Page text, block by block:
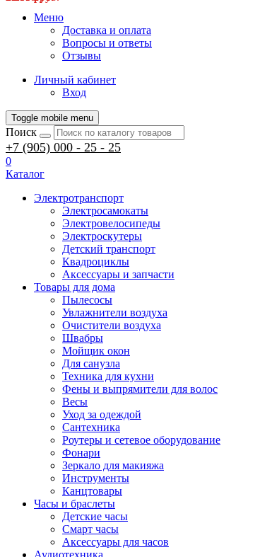
Меню
Доставка и оплата
Вопросы и ответы
Отзывы
Личный кабинет
Вход
Toggle mobile menu
Поиск
+7 (905) 000 - 25 - 25
0
Каталог
Электротранспорт
Электросамокаты
Электровелосипеды
Электроскутеры
Детский транспорт
Квадроциклы
Аксессуары и запчасти
Товары для дома
Пылесосы
Увлажнители воздуха
Очистители воздуха
Швабры
Мойщик окон
Для санузла
Техника для кухни
Фены и выпрямители для волос
Весы
Уход за одеждой
Сантехника
Роутеры и сетевое оборудование
Фонари
Зеркало для макияжа
Инструменты
Канцтовары
Часы и браслеты
Детские часы
Смарт часы
Аксессуары для часов
Аудиотехника